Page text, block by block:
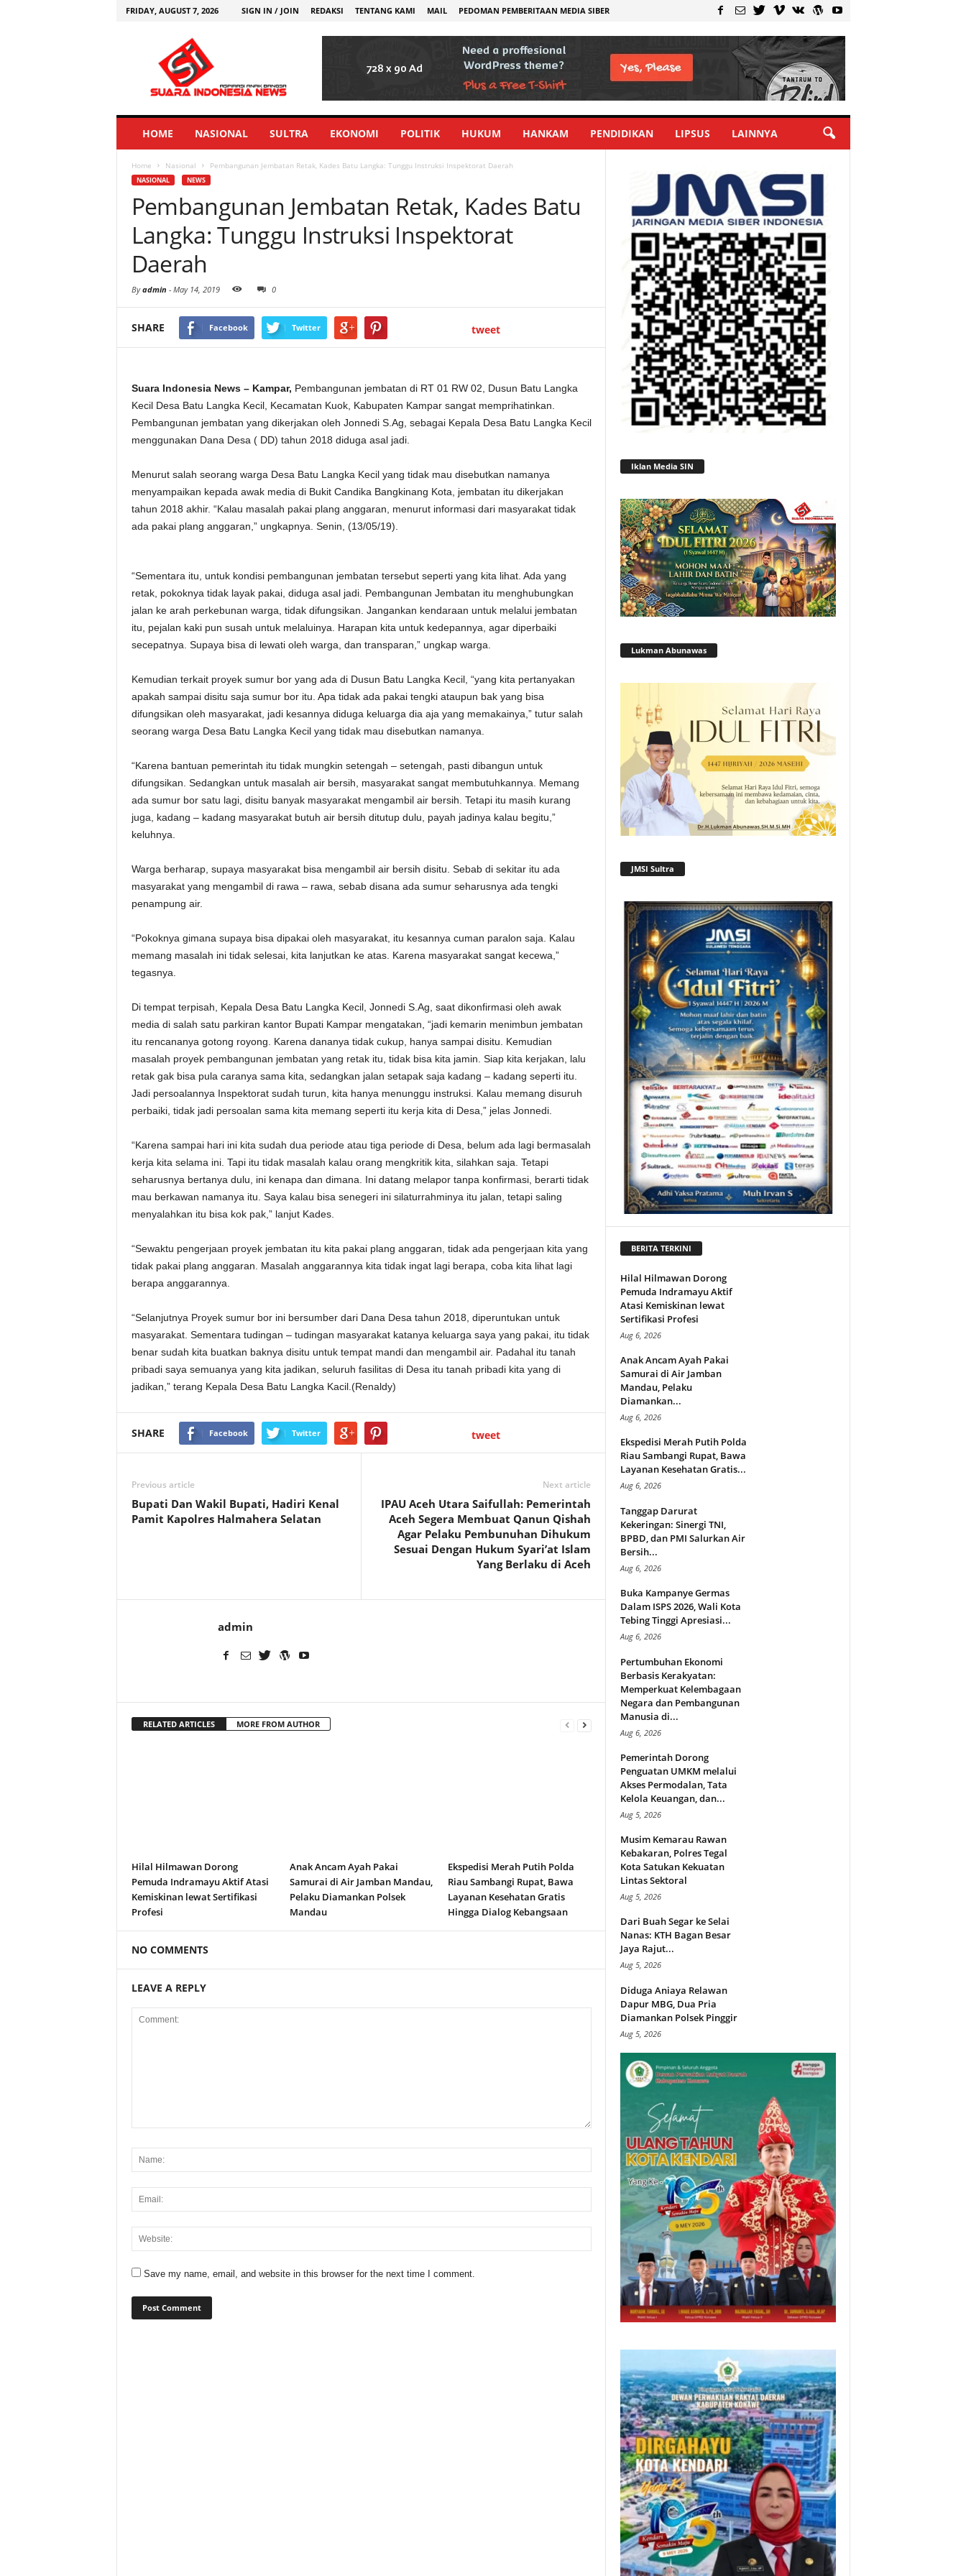
FRIDAY, AUGUST 7, 2026 SIGN IN / JOIN REDAKSI TENTANG KAMI MAIL PEDOMAN PEMBERITAAN MEDIA SIBER
HOME NASIONAL SULTRA EKONOMI POLITIK HUKUM HANKAM PENDIDIKAN LIPSUS LAINNYA
Home Nasional Pembangunan Jembatan Retak, Kades Batu Langka: Tunggu Instruksi Inspektorat Daerah
NASIONAL NEWS
Pembangunan Jembatan Retak, Kades Batu
Langka: Tunggu Instruksi Inspektorat
Daerah
Byadmin - May 14, 2019 0
SHARE Facebook Twitter tweet
Suara Indonesia News – Kampar, Pembangunan jembatan di RT 01 RW 02, Dusun Batu Langka
Kecil Desa Batu Langka Kecil, Kecamatan Kuok, Kabupaten Kampar sangat memprihatinkan.
Pembangunan jembatan yang dikerjakan oleh Jonnedi S.Ag, sebagai Kepala Desa Batu Langka Kecil
menggunakan Dana Desa ( DD) tahun 2018 diduga asal jadi.
Menurut salah seorang warga Desa Batu Langka Kecil yang tidak mau disebutkan namanya
menyampaikan kepada awak media di Bukit Candika Bangkinang Kota, jembatan itu dikerjakan
tahun 2018 akhir. “Kalau masalah pakai plang anggaran, menurut informasi dari masyarakat tidak
ada pakai plang anggaran,” ungkapnya. Senin, (13/05/19).
“Sementara itu, untuk kondisi pembangunan jembatan tersebut seperti yang kita lihat. Ada yang
retak, pokoknya tidak layak pakai, diduga asal jadi. Pembangunan Jembatan itu menghubungkan
jalan ke arah perkebunan warga, tidak difungsikan. Jangankan kendaraan untuk melalui jembatan
itu, pejalan kaki pun susah untuk melaluinya. Harapan kita untuk kedepannya, agar diperbaiki
secepatnya. Supaya bisa di lewati oleh warga, dan transparan,” ungkap warga.
Kemudian terkait proyek sumur bor yang ada di Dusun Batu Langka Kecil, “yang kita pertanyakan
apakah sampai disitu saja sumur bor itu. Apa tidak ada pakai tengki ataupun bak yang bisa
difungsikan oleh masyarakat, jadi kesannya diduga keluarga dia aja yang memakainya,” tutur salah
seorang warga Desa Batu Langka Kecil yang tidak mau disebutkan namanya.
“Karena bantuan pemerintah itu tidak mungkin setengah – setengah, pasti dibangun untuk
difungsikan. Sedangkan untuk masalah air bersih, masyarakat sangat membutuhkannya. Memang
ada sumur bor satu lagi, disitu banyak masyarakat mengambil air bersih. Tetapi itu masih kurang
juga, kadang – kadang masyarakat butuh air bersih ditutup dulu, payah jadinya kalau begitu,”
keluhnya.
Warga berharap, supaya masyarakat bisa mengambil air bersih disitu. Sebab di sekitar itu ada
masyarakat yang mengambil di rawa – rawa, sebab disana ada sumur seharusnya ada tengki
penampung air.
“Pokoknya gimana supaya bisa dipakai oleh masyarakat, itu kesannya cuman paralon saja. Kalau
memang masalah ini tidak selesai, kita lanjutkan ke atas. Karena masyarakat sangat kecewa,”
tegasnya.
Di tempat terpisah, Kepala Desa Batu Langka Kecil, Jonnedi S.Ag, saat dikonfirmasi oleh awak
media di salah satu parkiran kantor Bupati Kampar mengatakan, “jadi kemarin menimbun jembatan
itu rencananya gotong royong. Karena dananya tidak cukup, hanya sampai disitu. Kemudian
masalah proyek pembangunan jembatan yang retak itu, tidak bisa kita jamin. Siap kita kerjakan, lalu
retak gak bisa pula caranya sama kita, sedangkan jalan setapak saja kadang – kadang seperti itu.
Jadi persoalannya Inspektorat sudah turun, kita hanya menunggu instruksi. Kalau memang disuruh
perbaiki, tidak jadi persoalan sama kita memang seperti itu kerja kita di Desa,” jelas Jonnedi.
“Karena sampai hari ini kita sudah dua periode atau tiga periode di Desa, belum ada lagi bermasalah
kerja kita selama ini. Tapi itu tidak masalah kalau orang mengkritik kita, silahkan saja. Tetapi
seharusnya bertanya dulu, ini kenapa dan dimana. Ini datang melapor tanpa konfirmasi, berarti tidak
mau berkawan namanya itu. Saya kalau bisa senegeri ini silaturrahminya itu jalan, tetapi saling
menyalahkan itu bisa kok pak,” lanjut Kades.
“Sewaktu pengerjaan proyek jembatan itu kita pakai plang anggaran, tidak ada pengerjaan kita yang
tidak pakai plang anggaran. Masalah anggarannya kita tidak ingat lagi berapa, coba kita lihat lagi
berapa anggarannya.
“Selanjutnya Proyek sumur bor ini bersumber dari Dana Desa tahun 2018, diperuntukan untuk
masyarakat. Sementara tudingan – tudingan masyarakat katanya keluarga saya yang pakai, itu tidak
benar sudah kita buatkan baknya disitu untuk tempat mandi dan mengambil air. Padahal itu tanah
pribadi saya semuanya yang kita jadikan, seluruh fasilitas di Desa itu tanah pribadi kita yang di
jadikan,” terang Kepala Desa Batu Langka Kacil.(Renaldy)
SHARE Facebook Twitter tweet
Previous article
Bupati Dan Wakil Bupati, Hadiri Kenal
Pamit Kapolres Halmahera Selatan
Next article
IPAU Aceh Utara Saifullah: Pemerintah
Aceh Segera Membuat Qanun Qishah
Agar Pelaku Pembunuhan Dihukum
Sesuai Dengan Hukum Syari’at Islam
Yang Berlaku di Aceh
admin
RELATED ARTICLES MORE FROM AUTHOR
Hilal Hilmawan Dorong
Pemuda Indramayu Aktif Atasi
Kemiskinan lewat Sertifikasi
Profesi
Anak Ancam Ayah Pakai
Samurai di Air Jamban Mandau,
Pelaku Diamankan Polsek
Mandau
Ekspedisi Merah Putih Polda
Riau Sambangi Rupat, Bawa
Layanan Kesehatan Gratis
Hingga Dialog Kebangsaan
NO COMMENTS
LEAVE A REPLY
Save my name, email, and website in this browser for the next time I comment.
Iklan Media SIN
Lukman Abunawas
JMSI Sultra
BERITA TERKINI
Hilal Hilmawan Dorong
Pemuda Indramayu Aktif
Atasi Kemiskinan lewat
Sertifikasi Profesi
Aug 6, 2026
Anak Ancam Ayah Pakai
Samurai di Air Jamban
Mandau, Pelaku
Diamankan...
Aug 6, 2026
Ekspedisi Merah Putih Polda
Riau Sambangi Rupat, Bawa
Layanan Kesehatan Gratis...
Aug 6, 2026
Tanggap Darurat
Kekeringan: Sinergi TNI,
BPBD, dan PMI Salurkan Air
Bersih...
Aug 6, 2026
Buka Kampanye Germas
Dalam ISPS 2026, Wali Kota
Tebing Tinggi Apresiasi...
Aug 6, 2026
Pertumbuhan Ekonomi
Berbasis Kerakyatan:
Memperkuat Kelembagaan
Negara dan Pembangunan
Manusia di...
Aug 6, 2026
Pemerintah Dorong
Penguatan UMKM melalui
Akses Permodalan, Tata
Kelola Keuangan, dan...
Aug 5, 2026
Musim Kemarau Rawan
Kebakaran, Polres Tegal
Kota Satukan Kekuatan
Lintas Sektoral
Aug 5, 2026
Dari Buah Segar ke Selai
Nanas: KTH Bagan Besar
Jaya Rajut...
Aug 5, 2026
Diduga Aniaya Relawan
Dapur MBG, Dua Pria
Diamankan Polsek Pinggir
Aug 5, 2026